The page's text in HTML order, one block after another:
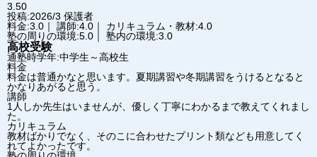
3.50
投稿:2026/3 保護者
料金:3.0｜ 講師:4.0｜ カリキュラム・教材:4.0
塾の周りの環境:5.0｜ 塾内の環境:3.0
高校受験
通塾時学年:中学生～高校生
料金
料金は普通かなと思います。夏期講習や冬期講習をうけるとなると
かなりあがると思う。
講師
1人しか先生はいませんが、優しく丁寧にわかるまで教えてくれまし
た。
カリキュラム
教材ばかりでなく、そのこに合わせたプリント類なども用意してく
れてよかったです。